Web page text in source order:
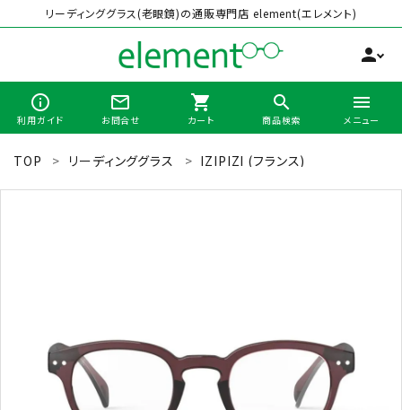
リーディンググラス(老眼鏡)の通販専門店 element(エレメント)
person
info_outline
利用ガイド
mail_outline
お問合せ
shopping_cart
カート
search
商品検索
menu
メニュー
search
カテゴリーから選ぶ
ブランドから選ぶ
TOP リーディンググラス IZIPIZI (フランス)